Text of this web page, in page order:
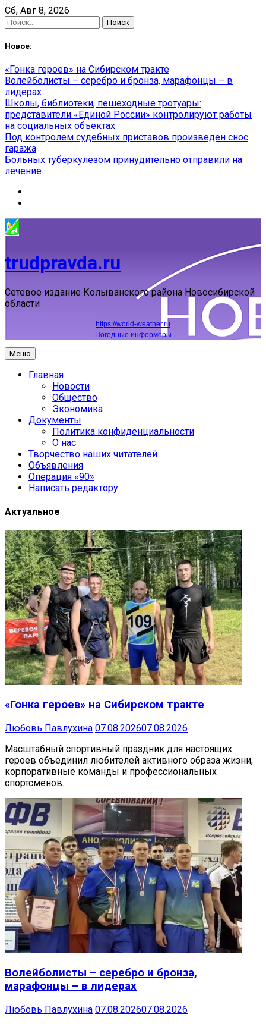
Skip
to
content
Сб, Авг 8, 2026
Найти:
Новое:
«Гонка героев» на Сибирском тракте
Волейболисты – серебро и бронза, марафонцы – в
лидерах
Школы, библиотеки, пешеходные тротуары:
представители «Единой России» контролируют работы
на социальных объектах
Под контролем судебных приставов произведен снос
гаража
Больных туберкулезом принудительно отправили на
лечение
trudpravda.ru
Сетевое издание Колыванского района Новосибирской
области
https://world-weather.ru
Погодные информеры
Меню
Главная
Новости
Общество
Экономика
Документы
Политика конфиденциальности
О нас
Творчество наших читателей
Объявления
Операция «90»
Написать редактору
Актуальное
«Гонка героев» на Сибирском тракте
Любовь Павлухина 07.08.202607.08.2026
Масштабный спортивный праздник для настоящих
героев объединил любителей активного образа жизни,
корпоративные команды и профессиональных
спортсменов.
Волейболисты – серебро и бронза,
марафонцы – в лидерах
Любовь Павлухина 07.08.202607.08.2026